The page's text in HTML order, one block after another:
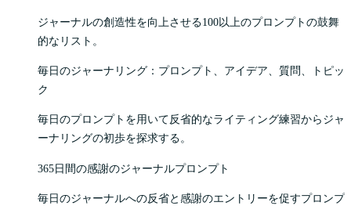
ジャーナルの創造性を向上させる100以上のプロンプトの鼓舞
的なリスト。
毎日のジャーナリング：プロンプト、アイデア、質問、トピッ
ク
毎日のプロンプトを用いて反省的なライティング練習からジャ
ーナリングの初歩を探求する。
365日間の感謝のジャーナルプロンプト
毎日のジャーナルへの反省と感謝のエントリーを促すプロンプ